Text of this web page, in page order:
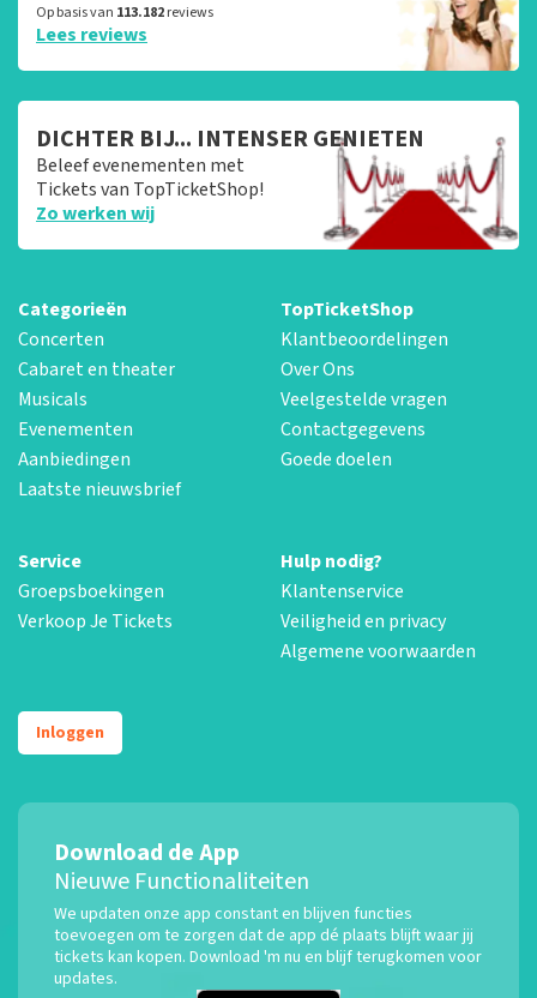
Op basis van 113.182reviews
Lees reviews
DICHTER BIJ... INTENSER GENIETEN
Beleef evenementen met
Tickets van TopTicketShop!
Zo werken wij
Categorieën
Concerten
Cabaret en theater
Musicals
Evenementen
Aanbiedingen
Laatste nieuwsbrief
TopTicketShop
Klantbeoordelingen
Over Ons
Veelgestelde vragen
Contactgegevens
Goede doelen
Service
Groepsboekingen
Verkoop Je Tickets
Hulp nodig?
Klantenservice
Veiligheid en privacy
Algemene voorwaarden
Inloggen
Download de App
Nieuwe Functionaliteiten
We updaten onze app constant en blijven functies
toevoegen om te zorgen dat de app dé plaats blijft waar jij
tickets kan kopen. Download 'm nu en blijf terugkomen voor
updates.